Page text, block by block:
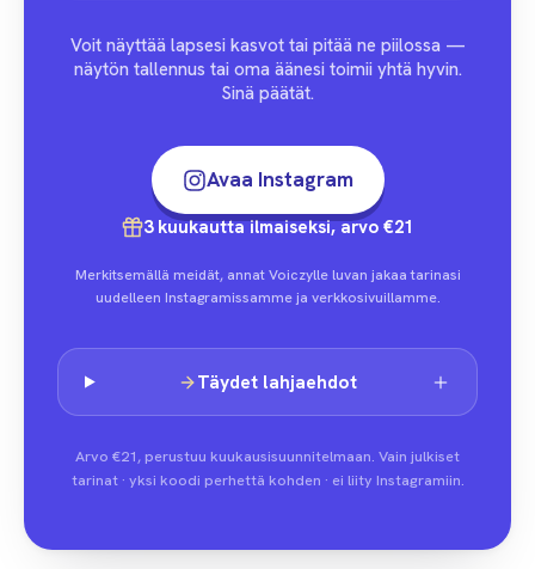
Voit näyttää lapsesi kasvot tai pitää ne piilossa —
näytön tallennus tai oma äänesi toimii yhtä hyvin.
Sinä päätät.
Avaa Instagram
3 kuukautta ilmaiseksi, arvo €21
Merkitsemällä meidät, annat Voiczylle luvan jakaa tarinasi
uudelleen Instagramissamme ja verkkosivuillamme.
Täydet lahjaehdot
Arvo €21, perustuu kuukausisuunnitelmaan. Vain julkiset
tarinat · yksi koodi perhettä kohden · ei liity Instagramiin.